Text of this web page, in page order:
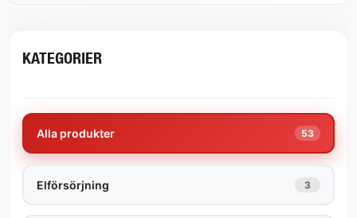
KATEGORIER
Alla produkter 53
Elförsörjning 3